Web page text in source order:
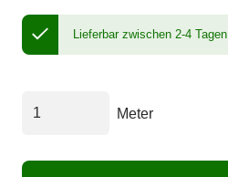
Lieferbar zwischen 2-4 Tagen
Meter